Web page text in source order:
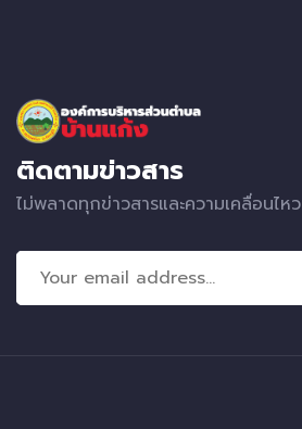
ติดตามข่าวสาร
ไม่พลาดทุกข่าวสารและความเคลื่อนไหว